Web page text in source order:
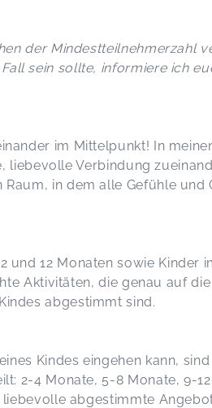
der Mindestteilnehmerzahl
sein sollte, informiere ich
im Mittelpunkt! In
liebevolle Verbindung
in dem alle Gefühle und
und 12 Monaten sowie Kinder
Aktivitäten, die genau auf die
abgestimmt sind.
Kindes eingehen kann,
2-4 Monate, 5-8 Monate, 9-
abgestimmte